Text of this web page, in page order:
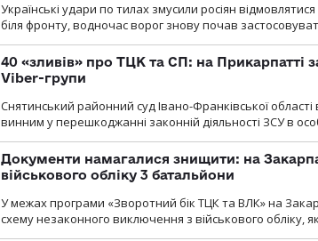
Українські удари по тилах змусили росіян відмовлятися
біля фронту, водночас ворог знову почав
40 «зливів» про ТЦК та СП: на Прикарпатті
Viber-групи
Снятинський районний суд Івано-Франківської
винним у перешкоджанні законній діяльності ЗСУ в
Документи намагалися знищити: на
військового обліку 3 батальйони
У межах програми «Зворотний бік ТЦК та ВЛК» на
схему незаконного виключення з військового обліку,